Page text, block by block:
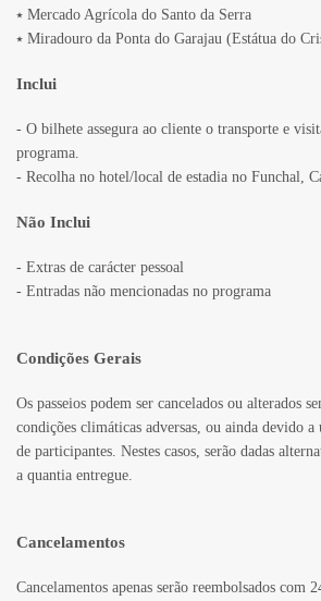
⭑ Mercado Agrícola do Santo da Serra
⭑ Miradouro da Ponta do Garajau (Estátua do
Inclui
- O bilhete assegura ao cliente o transporte e
programa.
- Recolha no hotel/local de estadia no Funchal,
Não Inclui
- Extras de carácter pessoal
- Entradas não mencionadas no programa
Condições Gerais
Os passeios podem ser cancelados ou alterados
condições climáticas adversas, ou ainda devido
de participantes. Nestes casos, serão dadas
a quantia entregue.
Cancelamentos
Cancelamentos apenas serão reembolsados com